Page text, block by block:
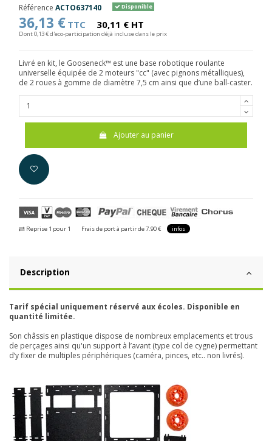
Référence ACTO637140 Disponible
36,13 € TTC 30,11 € HT
Dont 0,13 € d'eco-participation déjà incluse dans le prix
Livré en kit, le Gooseneck™ est une base robotique roulante
universelle équipée de 2 moteurs "cc" (avec pignons métalliques),
de 2 roues à gomme de diamètre 7,5 cm ainsi que d’une ball-caster.
Ajouter au panier
Reprise 1 pour 1 Frais de port à partir de 7.90 € infos
Description
Tarif spécial uniquement réservé aux écoles. Disponible en
quantité limitée.
Son châssis en plastique dispose de nombreux emplacements et trous
de perçages ainsi qu'un support à l’avant (type col de cygne) permettant
d’y fixer de multiples périphériques (caméra, pinces, etc.. non livrés).